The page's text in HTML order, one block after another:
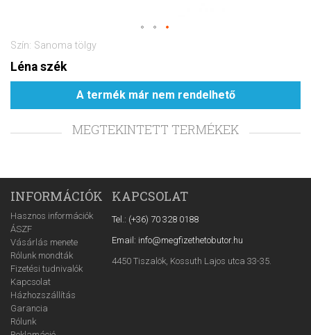
Szín: Sanoma tölgy
Léna szék
A termék már nem rendelhető
MEGTEKINTETT TERMÉKEK
INFORMÁCIÓK
Hasznos információk
ÁSZF
Vásárlás menete
Rólunk mondták
Fizetési tudnivalók
Kapcsolat
Házhozszállítás
Garancia
Rólunk
KAPCSOLAT
Tel.: (+36) 70 328 0188
Email: info@megfizethetobutor.hu
4450 Tiszalök, Kossuth Lajos utca 33-35.